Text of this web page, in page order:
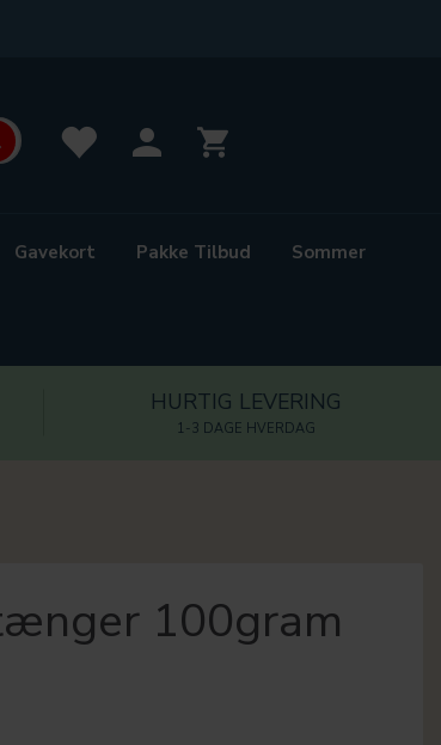
Gavekort Pakke Tilbud Sommer
HURTIG LEVERING
1-3 DAGE HVERDAG
100gram